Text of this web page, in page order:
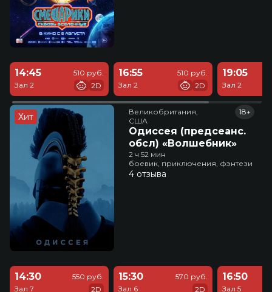
14:45
Зал 2
510 руб.
2D
16:55
Зал 2
510 руб.
2D
19:05
Зал 2
Хит
Великобритания,
США
Одиссея (предсеанс.
обсл) «Волшебник»
18+
2 ч 52 мин
боевик, приключения, фэнтези
4 отзыва
14:30
Зал 7
550 руб.
2D
15:30
Зал 6
570 руб.
2D
16:50
Зал 5